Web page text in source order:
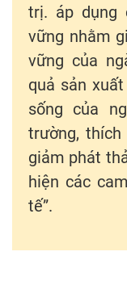
trị. áp dụng
vững nhằm
vững của
quả sản
sống của
trường,
giảm phát
hiện các
tế”.